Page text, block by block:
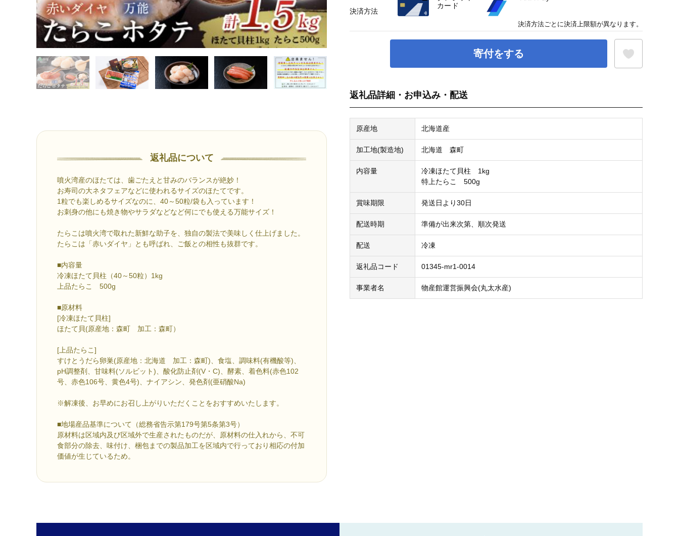
返礼品について
噴火湾産のほたては、歯ごたえと甘みのバランスが絶妙！
お寿司の大ネタフェアなどに使われるサイズのほたてです。
1粒でも楽しめるサイズなのに、40～50粒/袋も入っています！
お刺身の他にも焼き物やサラダなどなど何にでも使える万能サイズ！
たらこは噴火湾で取れた新鮮な助子を、独自の製法で美味しく仕上げました。
たらこは「赤いダイヤ」とも呼ばれ、ご飯との相性も抜群です。
■内容量
冷凍ほたて貝柱（40～50粒）1kg
上品たらこ 500g
■原材料
[冷凍ほたて貝柱]
ほたて貝(原産地：森町 加工：森町）
[上品たらこ]
すけとうだら卵巣(原産地：北海道 加工：森町)、食塩、調味料(有機酸等)、
pH調整剤、甘味料(ソルビット)、酸化防止剤(V・C)、酵素、着色料(赤色102
号、赤色106号、黄色4号)、ナイアシン、発色剤(亜硝酸Na)
※解凍後、お早めにお召し上がりいただくことをおすすめいたします。
■地場産品基準について（総務省告示第179号第5条第3号）
原材料は区域内及び区域外で生産されたものだが、原材料の仕入れから、不可
食部分の除去、味付け、梱包までの製品加工を区域内で行っており相応の付加
価値が生じているため。
寄付をする
返礼品詳細・お申込み・配送
原産地 北海道産
加工地(製造地) 北海道 森町
内容量
冷凍ほたて貝柱 1kg
特上たらこ 500g
賞味期限 発送日より30日
配送時期 準備が出来次第、順次発送
配送 冷凍
返礼品コード 01345-mr1-0014
事業者名 物産館運営振興会(丸太水産)
決済方法
カード
決済方法ごとに決済上限額が異なります。